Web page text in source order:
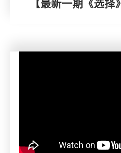
【最新一期《选择